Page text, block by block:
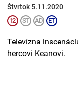
Štvrtok 5.11.2020
Televízna
hercovi Keanovi.